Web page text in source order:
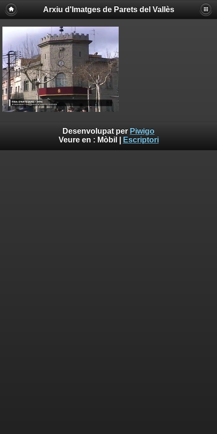
Arxiu d'Imatges de Parets del Vallès
Desenvolupat per Piwigo
Veure en : Mòbil Escriptori